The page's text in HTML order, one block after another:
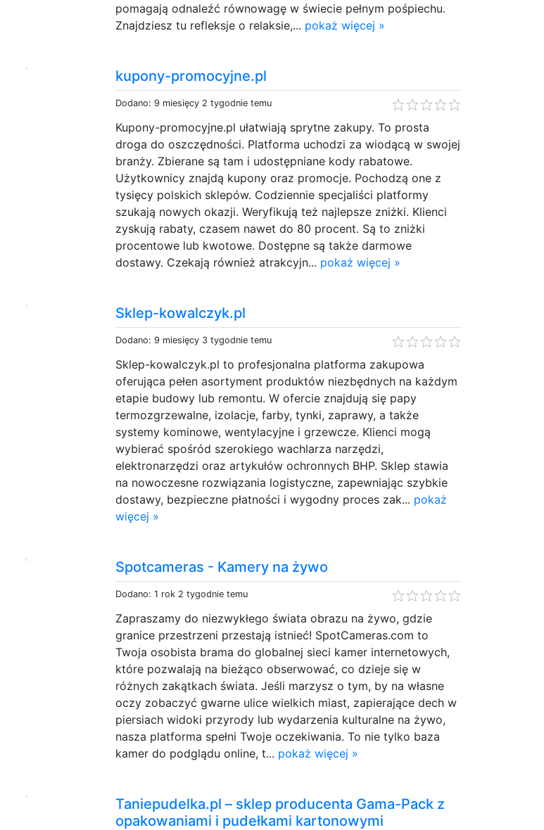
pomagają odnaleźć równowagę w świecie pełnym pośpiechu.
Znajdziesz tu refleksje o relaksie,... pokaż więcej »
kupony-promocyjne.pl
Dodano: 9 miesięcy 2 tygodnie temu
Kupony-promocyjne.pl ułatwiają sprytne zakupy. To prosta
droga do oszczędności. Platforma uchodzi za wiodącą w swojej
branży. Zbierane są tam i udostępniane kody rabatowe.
Użytkownicy znajdą kupony oraz promocje. Pochodzą one z
tysięcy polskich sklepów. Codziennie specjaliści platformy
szukają nowych okazji. Weryfikują też najlepsze zniżki. Klienci
zyskują rabaty, czasem nawet do 80 procent. Są to zniżki
procentowe lub kwotowe. Dostępne są także darmowe
dostawy. Czekają również atrakcyjn... pokaż więcej »
Sklep-kowalczyk.pl
Dodano: 9 miesięcy 3 tygodnie temu
Sklep-kowalczyk.pl to profesjonalna platforma zakupowa
oferująca pełen asortyment produktów niezbędnych na każdym
etapie budowy lub remontu. W ofercie znajdują się papy
termozgrzewalne, izolacje, farby, tynki, zaprawy, a także
systemy kominowe, wentylacyjne i grzewcze. Klienci mogą
wybierać spośród szerokiego wachlarza narzędzi,
elektronarzędzi oraz artykułów ochronnych BHP. Sklep stawia
na nowoczesne rozwiązania logistyczne, zapewniając szybkie
dostawy, bezpieczne płatności i wygodny proces zak... pokaż
więcej »
Spotcameras - Kamery na żywo
Dodano: 1 rok 2 tygodnie temu
Zapraszamy do niezwykłego świata obrazu na żywo, gdzie
granice przestrzeni przestają istnieć! SpotCameras.com to
Twoja osobista brama do globalnej sieci kamer internetowych,
które pozwalają na bieżąco obserwować, co dzieje się w
różnych zakątkach świata. Jeśli marzysz o tym, by na własne
oczy zobaczyć gwarne ulice wielkich miast, zapierające dech w
piersiach widoki przyrody lub wydarzenia kulturalne na żywo,
nasza platforma spełni Twoje oczekiwania. To nie tylko baza
kamer do podglądu online, t... pokaż więcej »
Taniepudelka.pl – sklep producenta Gama-Pack z
opakowaniami i pudełkami kartonowymi